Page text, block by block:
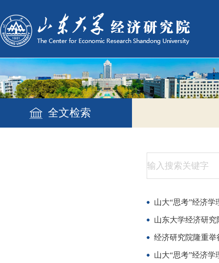
全文检索
山大“思考”经济学
山东大学经济研究
经济研究院隆重举
山大“思考”经济学